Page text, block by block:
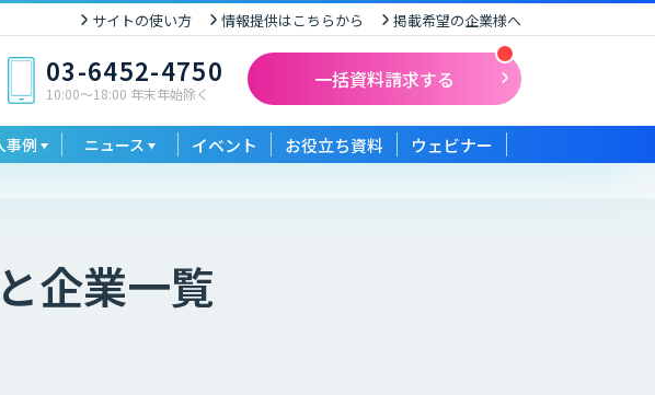
サイトの使い方 情報提供はこちらから 掲載希望の企業様へ
03-6452-4750
10:00〜18:00 年末年始除く
一括資料請求する
事例 ニュース イベント お役立ち資料 ウェビナー
企業一覧